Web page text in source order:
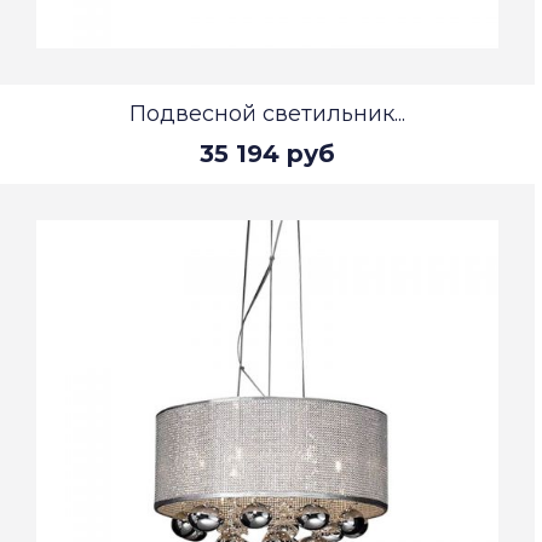
Подвесной светильник...
35 194 руб